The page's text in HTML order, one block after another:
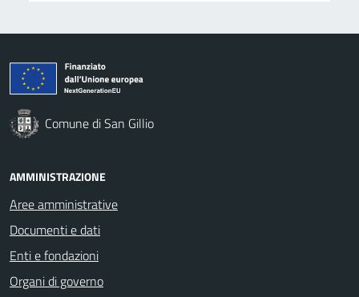
Comune di San Gillio
AMMINISTRAZIONE
Aree amministrative
Documenti e dati
Enti e fondazioni
Organi di governo